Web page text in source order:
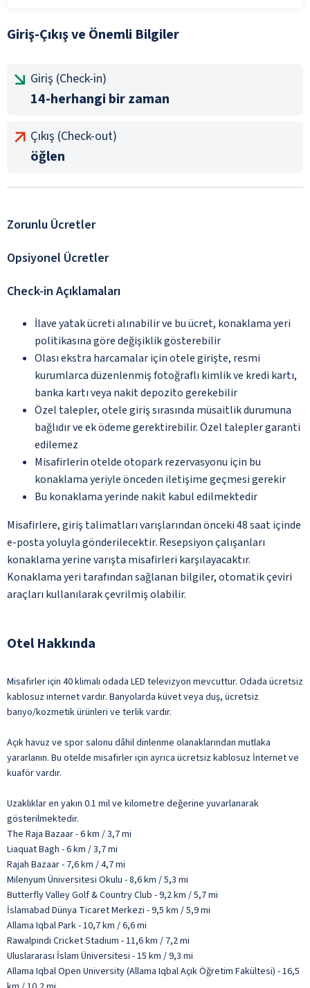
Giriş-Çıkış ve Önemli Bilgiler
Giriş (Check-in)
14-herhangi bir zaman
Çıkış (Check-out)
öğlen
Zorunlu Ücretler
Opsiyonel Ücretler
Check-in Açıklamaları
İlave yatak ücreti alınabilir ve bu ücret, konaklama yeri
politikasına göre değişiklik gösterebilir
Olası ekstra harcamalar için otele girişte, resmi
kurumlarca düzenlenmiş fotoğraflı kimlik ve kredi kartı,
banka kartı veya nakit depozito gerekebilir
Özel talepler, otele giriş sırasında müsaitlik durumuna
bağlıdır ve ek ödeme gerektirebilir. Özel talepler garanti
edilemez
Misafirlerin otelde otopark rezervasyonu için bu
konaklama yeriyle önceden iletişime geçmesi gerekir
Bu konaklama yerinde nakit kabul edilmektedir
Misafirlere, giriş talimatları varışlarından önceki 48 saat içinde
e-posta yoluyla gönderilecektir. Resepsiyon çalışanları
konaklama yerine varışta misafirleri karşılayacaktır.
Konaklama yeri tarafından sağlanan bilgiler, otomatik çeviri
araçları kullanılarak çevrilmiş olabilir.
Otel Hakkında
Misafirler için 40 klimalı odada LED televizyon mevcuttur. Odada ücretsiz
kablosuz internet vardır. Banyolarda küvet veya duş, ücretsiz
banyo/kozmetik ürünleri ve terlik vardır.
Açık havuz ve spor salonu dâhil dinlenme olanaklarından mutlaka
yararlanın. Bu otelde misafirler için ayrıca ücretsiz kablosuz İnternet ve
kuaför vardır.
Uzaklıklar en yakın 0.1 mil ve kilometre değerine yuvarlanarak
gösterilmektedir.
The Raja Bazaar - 6 km / 3,7 mi
Liaquat Bagh - 6 km / 3,7 mi
Rajah Bazaar - 7,6 km / 4,7 mi
Milenyum Üniversitesi Okulu - 8,6 km / 5,3 mi
Butterfly Valley Golf & Country Club - 9,2 km / 5,7 mi
İslamabad Dünya Ticaret Merkezi - 9,5 km / 5,9 mi
Allama Iqbal Park - 10,7 km / 6,6 mi
Rawalpindi Cricket Stadium - 11,6 km / 7,2 mi
Uluslararası İslam Üniversitesi - 15 km / 9,3 mi
Allama Iqbal Open University (Allama Iqbal Açık Öğretim Fakültesi) - 16,5